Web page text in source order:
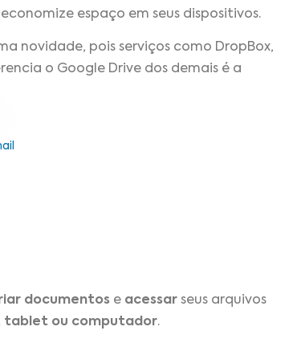
espaço em seus dispositivos.
novidade, pois serviços como DropBox,
o Google Drive dos demais é a
documentos e acessar seus arquivos
tablet ou computador.